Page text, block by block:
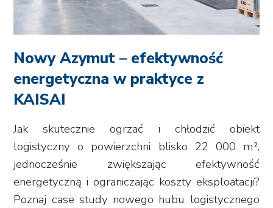
Nowy Azymut – efektywność
energetyczna w praktyce z
KAISAI
Jak skutecznie ogrzać i chłodzić obiekt
logistyczny o powierzchni blisko 22 000 m²,
jednocześnie zwiększając efektywność
energetyczną i ograniczając koszty eksploatacji?
Poznaj case study nowego hubu logistycznego